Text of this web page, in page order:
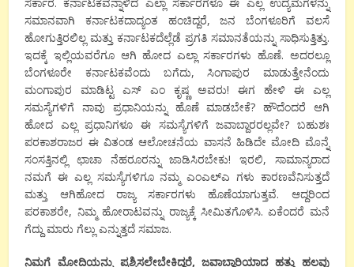
ಸರ್ಕಾರ. ಕರ್ನಾಟಕವನ್ನಾಳಿದ ಎಲ್ಲಾ ಸರ್ಕಾರಗಳೂ ಈ ಎಲ್ಲ ಉದ್ಯಮಗಳನ್ನು
ಸಮಾನವಾಗಿ ಕರ್ನಾಟಕದಾದ್ಯಂತ ಹಂಚಿದ್ದರೆ, ಜನ ಬೆಂಗಳೂರಿಗೆ ವಲಸೆ
ಹೋಗುತ್ತಿರಲಿಲ್ಲ ಮತ್ತು ಕರ್ನಾಟಕದೆಲ್ಲೆಡೆ ಪ್ರಗತಿ ಸಮಾನತೆಯನ್ನು ಸಾಧಿಸುತ್ತಿತ್ತು.
ಇದಕ್ಕೆ ಇಲ್ಲಿಯವರೆಗೂ ಆಗಿ ಹೋದ ಎಲ್ಲಾ ಸರ್ಕಾರಗಳು ಹೊಣೆ. ಅದರಲ್ಲೂ
ಬೆಂಗಳೂರೇ ಕರ್ನಾಟಕವೆಂದು ಬಗೆದು, ಸಿಂಗಾಪುರ ಮಾಡುತ್ತೇನೆಂದು
ಮಂಗಾಪುರ ಮಾಡಿಟ್ಟ ಎಸ್ ಎಂ ಕೃಷ್ಣ ಅವರು! ಈಗ ಹೇಳಿ ಈ ಎಲ್ಲ
ಸಮಸ್ಯೆಗಳಿಗೆ ನಾವು ಪ್ರಧಾನಿಯನ್ನು ಹೊಣೆ ಮಾಡಬೇಕೆ? ಹೌದೆಂದರೆ ಆಗಿ
ಹೋದ ಎಲ್ಲ ಪ್ರಧಾನಿಗಳೂ ಈ ಸಮಸ್ಯೆಗಳಿಗೆ ಜವಾಬ್ದಾರರಲ್ಲವೇ? ಬಹುಶಃ
ಪರಕಾಶರಾಜರ ಈ ವಿತಂಡ ಆಲೋಚನೆಯ ವಾಸನೆ ಹಿಡಿದೇ ಮೋದಿ ಮೊನ್ನೆ
ಸಂಸತ್ತಿನಲ್ಲಿ ಛಾಚಾ ನೆಹರೂರನ್ನು ಜಾಡಿಸಿರಬೇಕು! ಇರಲಿ, ಸಾಮಾನ್ಯರಾದ
ನಮಗೆ ಈ ಎಲ್ಲ ಸಮಸ್ಯೆಗಳಿಗೂ ನಮ್ಮ ಎಂಎಲ್ಎ ಗಳು ಕಾರಣವೆನಿಸುತ್ತದೆ
ಮತ್ತು ಆಗಿಹೋದ ರಾಜ್ಯ ಸರ್ಕಾರಗಳು ಹೊಣೆಯಾಗುತ್ತವೆ. ಆದ್ದರಿಂದ
ಪರಕಾಶರೇ, ನಿಮ್ಮ ಹೋರಾಟವನ್ನು ರಾಜ್ಯಕ್ಕೆ ಸೀಮಿತಗೊಳಿಸಿ. ಏಕೆಂದರೆ ಮನೆ
ಗೆದ್ದು ಮಾರು ಗೆಲ್ಲು ಎನ್ನುತ್ತದೆ ಸಮಾಜ.
ನಿಮಗೆ ಮೋದಿಯನ್ನು ಪ್ರಶ್ನಿಸಲೇಬೇಕಿದ್ದರೆ, ಜವಾಬ್ದಾರಿಯಾದ ಹತ್ತು ಹಲವು